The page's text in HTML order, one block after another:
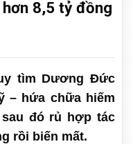
8,5 tỷ đồng
tìm Dương Đức
– hứa chữa hiếm
đó rủ hợp tác
rồi biến mất.